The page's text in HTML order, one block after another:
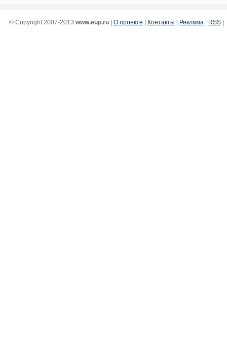
© Copyright 2007-2013 www.eup.ru| О проекте Контакты Реклама| RSS|